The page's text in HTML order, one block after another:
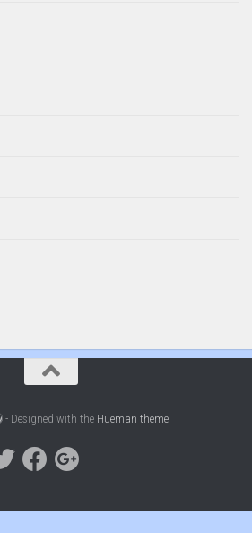
- Designed with the Hueman theme